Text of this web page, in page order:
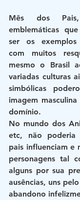
Mês dos
emblemáticas
ser os exemplos
com muitos
mesmo o Brasil
variadas culturas
simbólicas
imagem
domínio.
No mundo dos
etc, não poderia
pais influenciam
personagens tal
alguns por sua
ausências, uns
abandono